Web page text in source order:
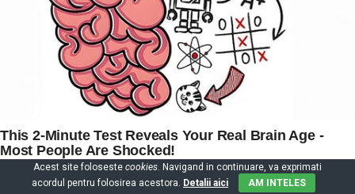
Acest site foloseste cookies. Navigand in continuare, va exprimati
acordul pentru folosirea acestora. Detalii aici AM INTELES